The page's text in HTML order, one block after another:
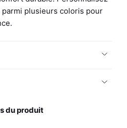
parmi plusieurs coloris pour
du produit